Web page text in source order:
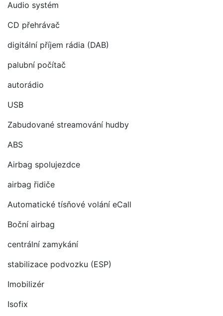
Audio systém
CD přehrávač
digitální příjem rádia (DAB)
palubní počítač
autorádio
USB
Zabudované streamování hudby
ABS
Airbag spolujezdce
airbag řidiče
Automatické tísňové volání eCall
Boční airbag
centrální zamykání
stabilizace podvozku (ESP)
Imobilizér
Isofix